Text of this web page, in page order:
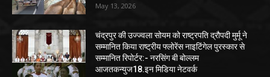
May 13, 2026
चंद्रपुर की उज्ज्वला सोयम को राष्ट्रपति द्रौपदी मुर्मू ने
सम्मानित किया राष्ट्रीय फ्लोरेंस नाइटिंगेल पुरस्कार से
सम्मानित रिपोर्टर:- नरसिंग बी बोल्लम
आजतकन्युज18.इन मिडिया नेटवर्क